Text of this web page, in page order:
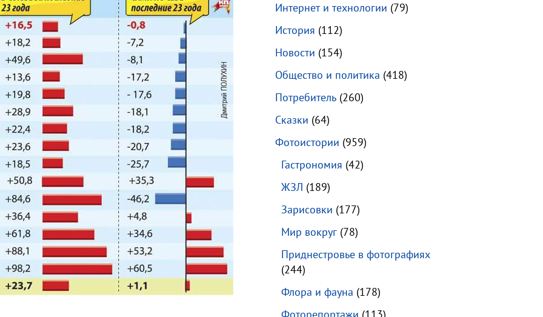
Интернет и технологии (79)
История (112)
Новости (154)
Общество и политика (418)
Потребитель(260)
Сказки (64)
Фотоистории (959)
Гастрономия (42)
ЖЗЛ (189)
Зарисовки (177)
Мир вокруг(78)
Приднестровье в фотографиях
(244)
Флора и фауна (178)
Фоторепортажи (113)